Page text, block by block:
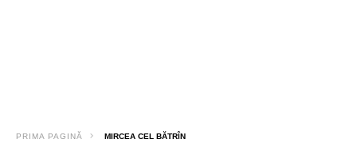
PRIMA PAGINĂ MIRCEA CEL BĂTRÎN